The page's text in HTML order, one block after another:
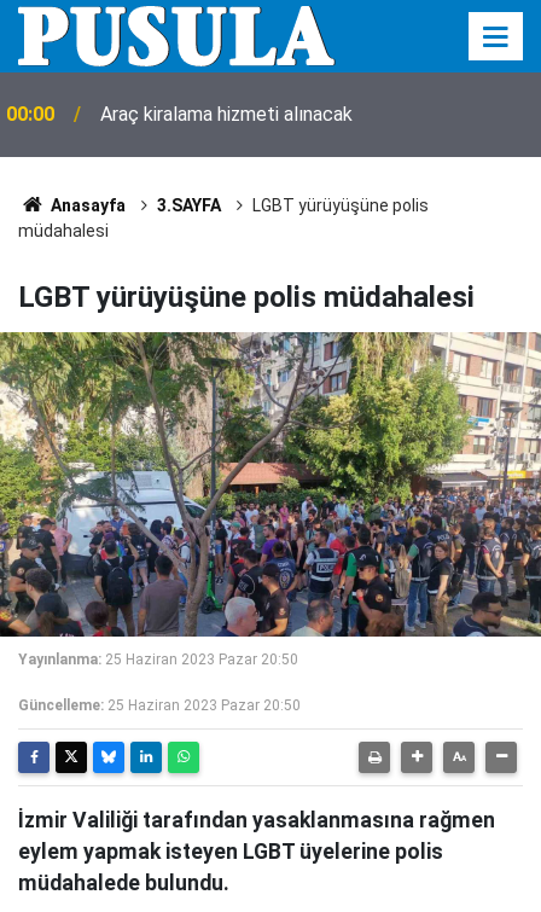
00:00 Araç kiralama hizmeti alınacak
Anasayfa 3.SAYFA
LGBT yürüyüşüne polis
müdahalesi
LGBT yürüyüşüne polis müdahalesi
Yayınlanma: 25 Haziran 2023 Pazar 20:50
Güncelleme: 25 Haziran 2023 Pazar 20:50
İzmir Valiliği tarafından yasaklanmasına rağmen
eylem yapmak isteyen LGBT üyelerine polis
müdahalede bulundu.